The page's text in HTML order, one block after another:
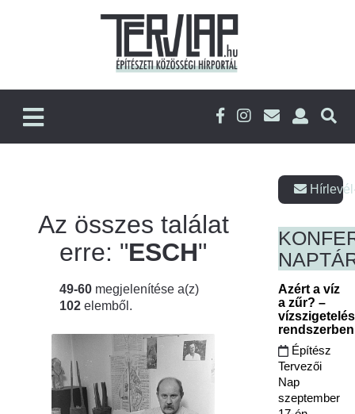
Az összes találat
erre: "ESCH"
49-60 megjelenítése a(z)
102 elemből.
Azért a víz
a zűr? –
Építész
Tervezői
Nap
szeptember